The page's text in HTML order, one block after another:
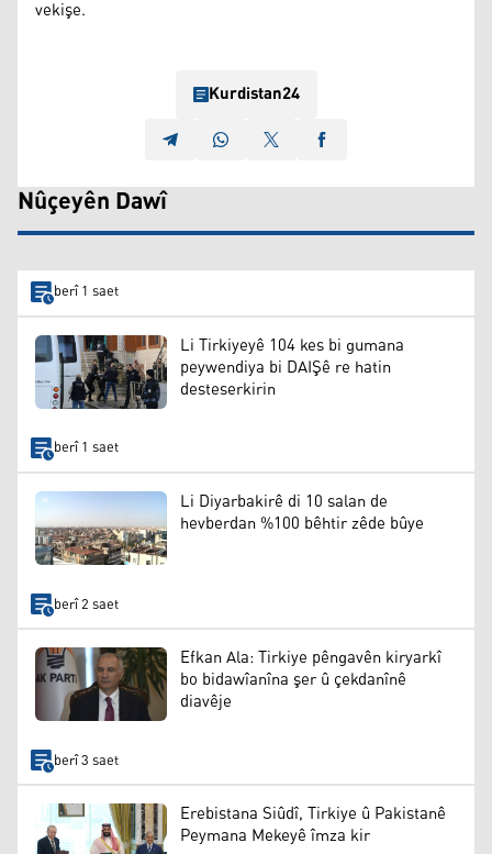
vekişe.
Kurdistan24
Nûçeyên Dawî
berî 1 saet
Li Tirkiyeyê 104 kes bi gumana
peywendiya bi DAIŞê re hatin
desteserkirin
berî 1 saet
Li Diyarbakirê di 10 salan de
hevberdan %100 bêhtir zêde bûye
berî 2 saet
Efkan Ala: Tirkiye pêngavên kiryarkî
bo bidawîanîna şer û çekdanînê
diavêje
berî 3 saet
Erebistana Siûdî, Tirkiye û Pakistanê
Peymana Mekeyê îmza kir